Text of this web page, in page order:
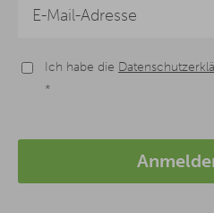
Ich habe die
*